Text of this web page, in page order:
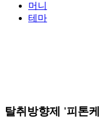
머니
테마
탈취방향제 '피톤